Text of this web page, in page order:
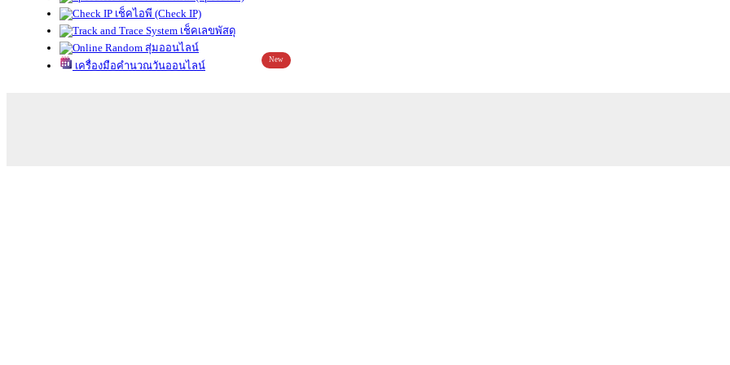
เช็คไอพี (Check IP)
เช็คเลขพัสดุ
สุ่มออนไลน์
เครื่องมือคำนวณวันออนไลน์
New